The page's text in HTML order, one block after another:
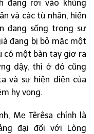
đang rơi vào khủng
và các tù nhân, hiến
đang sống trong sự
đang bị bỏ mặc một
có một bàn tay giơ ra
dậy, thì ở đó cũng
và sự hiện diện của
hy vọng.
Mẹ Têrêsa chính là
đại đối với Lòng